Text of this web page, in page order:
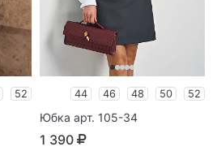
52 44 46 48 50 52
Юбка арт. 105-34
1 390